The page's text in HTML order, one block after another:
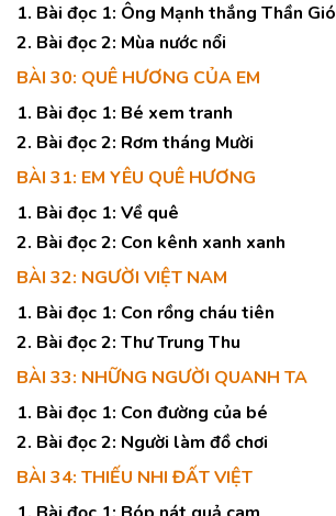
1. Bài đọc 1: Ông Mạnh thắng Thần Gió
2. Bài đọc 2: Mùa nước nổi
BÀI 30: QUÊ HƯƠNG CỦA EM
1. Bài đọc 1: Bé xem tranh
2. Bài đọc 2: Rơm tháng Mười
BÀI 31: EM YÊU QUÊ HƯƠNG
1. Bài đọc 1: Về quê
2. Bài đọc 2: Con kênh xanh xanh
BÀI 32: NGƯỜI VIỆT NAM
1. Bài đọc 1: Con rồng cháu tiên
2. Bài đọc 2: Thư Trung Thu
BÀI 33: NHỮNG NGƯỜI QUANH TA
1. Bài đọc 1: Con đường của bé
2. Bài đọc 2: Người làm đồ chơi
BÀI 34: THIẾU NHI ĐẤT VIỆT